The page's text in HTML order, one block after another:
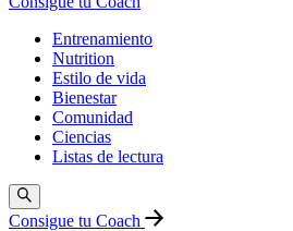
Entrenamiento
Nutrition
Estilo de vida
Bienestar
Comunidad
Ciencias
Listas de lectura
Consigue tu Coach